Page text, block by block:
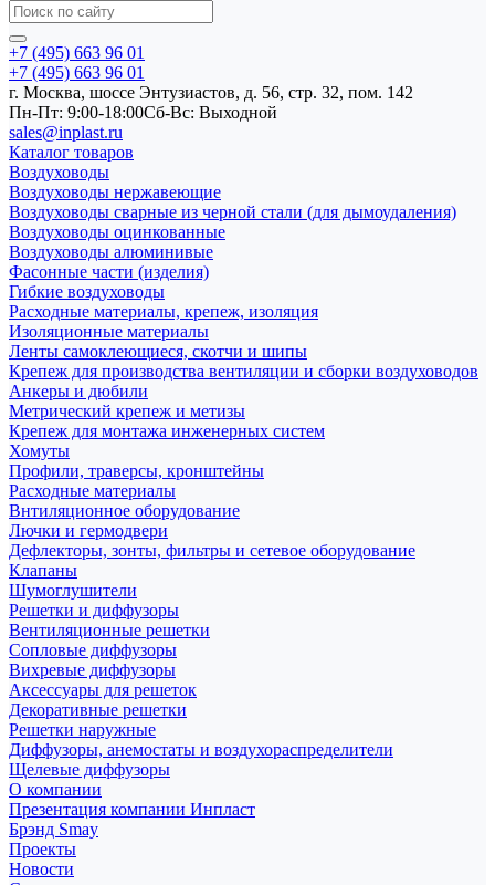
+7 (495) 663 96 01
+7 (495) 663 96 01
г. Москва, шоссе Энтузиастов, д. 56, стр. 32, пом. 142
Пн-Пт: 9:00-18:00Cб-Вс: Выходной
sales@inplast.ru
Каталог товаров
Воздуховоды
Воздуховоды нержавеющие
Воздуховоды сварные из черной стали (для дымоудаления)
Воздуховоды оцинкованные
Воздуховоды алюминивые
Фасонные части (изделия)
Гибкие воздуховоды
Расходные материалы, крепеж, изоляция
Изоляционные материалы
Ленты самоклеющиеся, скотчи и шипы
Крепеж для производства вентиляции и сборки воздуховодов
Анкеры и дюбили
Метрический крепеж и метизы
Крепеж для монтажа инженерных систем
Хомуты
Профили, траверсы, кронштейны
Расходные материалы
Внтиляционное оборудование
Лючки и гермодвери
Дефлекторы, зонты, фильтры и сетевое оборудование
Клапаны
Шумоглушители
Решетки и диффузоры
Вентиляционные решетки
Сопловые диффузоры
Вихревые диффузоры
Аксессуары для решеток
Декоративные решетки
Решетки наружные
Диффузоры, анемостаты и воздухораспределители
Щелевые диффузоры
О компании
Презентация компании Инпласт
Брэнд Smay
Проекты
Новости